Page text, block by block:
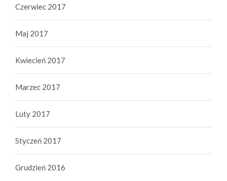
Czerwiec 2017
Maj 2017
Kwiecień 2017
Marzec 2017
Luty 2017
Styczeń 2017
Grudzień 2016